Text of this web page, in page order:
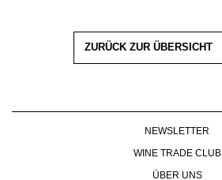
ZURÜCK ZUR ÜBERSICHT
NEWSLETTER
WINE TRADE CLUB
ÜBER UNS